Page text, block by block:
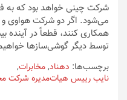
شرکت چینی خواهد بود که به
می‌شود. اگر دو شرکت هواوی و
همکاری کنند، قطعاً در آینده
توسط دیگر گوشی‌سازها
برچسب‌ها: دهناد,مخابرات,
نایب رییس هیات‌مدیره شرکت